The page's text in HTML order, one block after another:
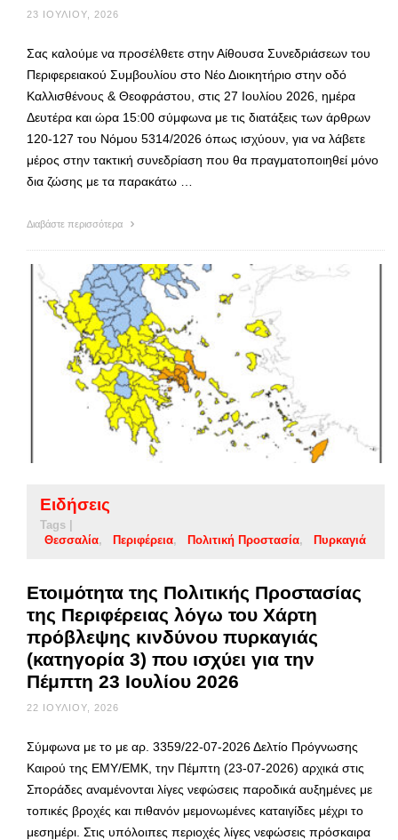
23 ΙΟΥΛΊΟΥ, 2026
Σας καλούμε να προσέλθετε στην Αίθουσα Συνεδριάσεων του
Περιφερειακού Συμβουλίου στο Νέο Διοικητήριο στην οδό
Καλλισθένους & Θεοφράστου, στις 27 Ιουλίου 2026, ημέρα
Δευτέρα και ώρα 15:00 σύμφωνα με τις διατάξεις των άρθρων
120-127 του Νόμου 5314/2026 όπως ισχύουν, για να λάβετε
μέρος στην τακτική συνεδρίαση που θα πραγματοποιηθεί μόνο
δια ζώσης με τα παρακάτω …
Διαβάστε περισσότερα
Ειδήσεις
Tags |
Θεσσαλία
Περιφέρεια Πολιτική Προστασία Πυρκαγιά
Ετοιμότητα της Πολιτικής Προστασίας
της Περιφέρειας λόγω του Χάρτη
πρόβλεψης κινδύνου πυρκαγιάς
(κατηγορία 3) που ισχύει για την
Πέμπτη 23 Ιουλίου 2026
22 ΙΟΥΛΊΟΥ, 2026
Σύμφωνα με το με αρ. 3359/22-07-2026 Δελτίο Πρόγνωσης
Καιρού της ΕΜΥ/ΕΜΚ, την Πέμπτη (23-07-2026) αρχικά στις
Σποράδες αναμένονται λίγες νεφώσεις παροδικά αυξημένες με
τοπικές βροχές και πιθανόν μεμονωμένες καταιγίδες μέχρι το
μεσημέρι. Στις υπόλοιπες περιοχές λίγες νεφώσεις πρόσκαιρα